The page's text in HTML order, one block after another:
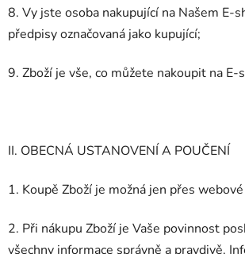
8. Vy jste osoba nakupující na Našem E-
předpisy označovaná jako kupující;
9. Zboží je vše, co můžete nakoupit na E-
II. OBECNÁ USTANOVENÍ A POUČENÍ
1. Koupě Zboží je možná jen přes
2. Při nákupu Zboží je Vaše povinnost
všechny informace správně a pravdivě.